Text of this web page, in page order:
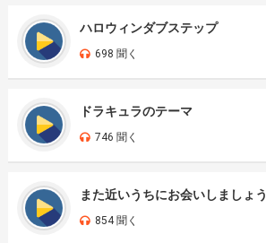
ハロウィンダブステップ
698 聞く
ドラキュラのテーマ
746 聞く
また近いうちにお会いしましょう
854 聞く